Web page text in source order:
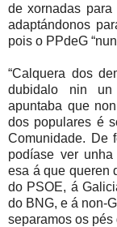
de xornadas para
adaptándonos
pois o PPdeG
“Calquera dos
dubidalo nin un
apuntaba que
dos populares é
Comunidade. De
podíase ver
esa á que queren
do PSOE, á
do BNG, e á non-
separamos os pés